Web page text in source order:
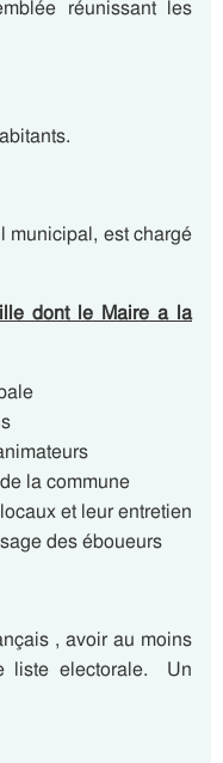
réunissant les
municipal, est chargé
dont le Maire a la
la commune
et leur entretien
des éboueurs
, avoir au moins
liste electorale. Un